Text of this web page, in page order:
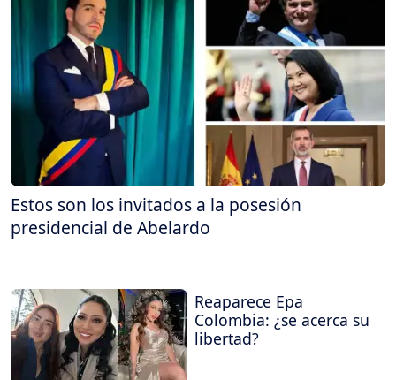
Estos son los invitados a la posesión
presidencial de Abelardo
Reaparece Epa
Colombia: ¿se acerca su
libertad?